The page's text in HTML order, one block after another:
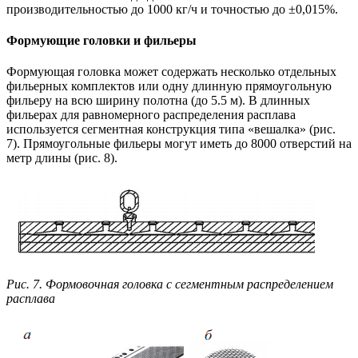
производительностью до 1000 кг/ч и точностью до ±0,015%.
Формующие головки и фильеры
Формующая головка может содержать несколько отдельных
фильерных комплектов или одну длинную прямоугольную
фильеру на всю ширину полотна (до 5.5 м). В длинных
фильерах для равномерного распределения расплава
используется сегментная конструкция типа «вешалка» (рис.
7). Прямоугольные фильеры могут иметь до 8000 отверстий на
метр длины (рис. 8).
Рис. 7. Формовочная головка с сегментным распределением
расплава